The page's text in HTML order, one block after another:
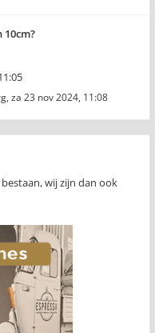
10cm?
, za 23 nov 2024, 11:08
wij zijn dan ook